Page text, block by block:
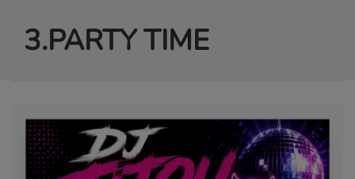
3.PARTY TIME